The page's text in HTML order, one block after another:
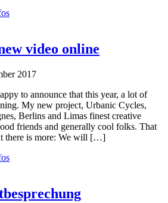
video online
2017
to announce that this year, a lot of
My new project, Urbanic Cycles,
Berlins and Limas finest creative
friends and generally cool folks. That
there is more: We will […]